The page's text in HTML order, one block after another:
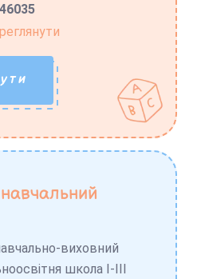
виховний
школа І-ІІІ